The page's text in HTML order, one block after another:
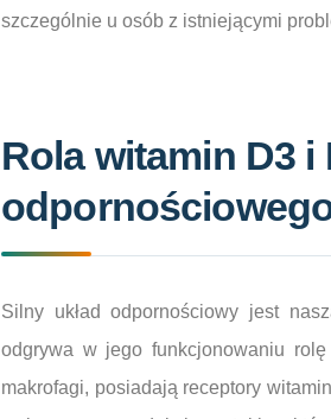
szczególnie u osób z istniejącymi
Rola witamin D3
Silny układ odpornościowy jest
odgrywa w jego funkcjonowaniu
makrofagi, posiadają receptory